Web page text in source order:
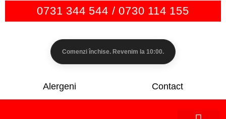
0731 344 544 / 0730 114 155
Comenzi închise. Revenim la 10:00.
Alergeni Contact